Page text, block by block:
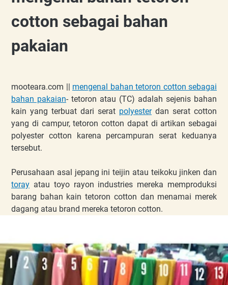
cotton sebagai bahan
pakaian
mooteara.com || mengenal bahan tetoron cotton sebagai
bahan pakaian- tetoron atau (TC) adalah sejenis bahan
kain yang terbuat dari serat polyesterdan serat cotton
yang di campur, tetoron cotton dapat di artikan sebagai
polyester cotton karena percampuran serat keduanya
tersebut.
Perusahaan asal jepang ini teijin atau teikoku jinken dan
toray atau toyo rayon industries mereka memproduksi
barang bahan kain tetoron cotton dan menamai merek
dagang atau brand mereka tetoron cotton.